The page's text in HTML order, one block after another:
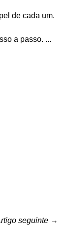
de cada um.
a passo. ...
seguinte →